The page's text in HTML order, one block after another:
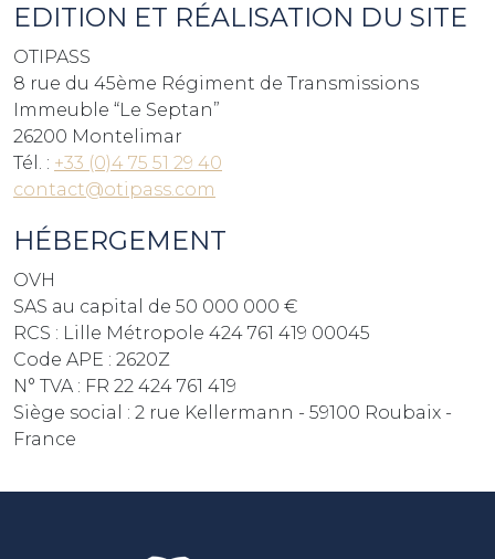
EDITION ET RÉALISATION DU SITE
OTIPASS
8 rue du 45ème Régiment de Transmissions
Immeuble “Le Septan”
26200 Montelimar
Tél. : +33 (0)4 75 51 29 40
contact@otipass.com
HÉBERGEMENT
OVH
SAS au capital de 50 000 000 €
RCS : Lille Métropole 424 761 419 00045
Code APE : 2620Z
N° TVA : FR 22 424 761 419
Siège social : 2 rue Kellermann - 59100 Roubaix -
France